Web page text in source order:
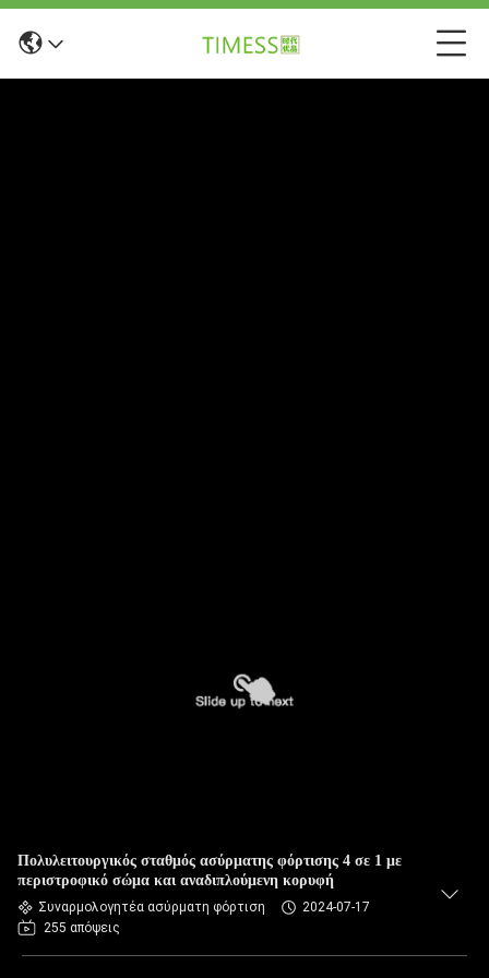
Πολυλειτουργικός σταθμός ασύρματης φόρτισης 4 σε 1 με
περιστροφικό σώμα και αναδιπλούμενη κορυφή
Συναρμολογητέα ασύρματη φόρτιση
2024-07-17
255 απόψεις